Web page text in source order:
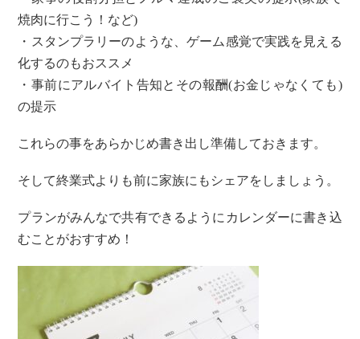
焼肉に行こう！など)
・スタンプラリーのような、ゲーム感覚で実践を見える
化するのもおススメ
・事前にアルバイト告知とその報酬(お金じゃなくても)
の提示
これらの事をあらかじめ書き出し準備しておきます。
そして終業式よりも前に家族にもシェアをしましょう。
プランがみんなで共有できるようにカレンダーに書き込
むことがおすすめ！